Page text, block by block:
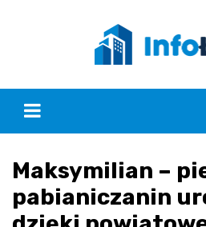
Maksymilian –
pabianiczanin